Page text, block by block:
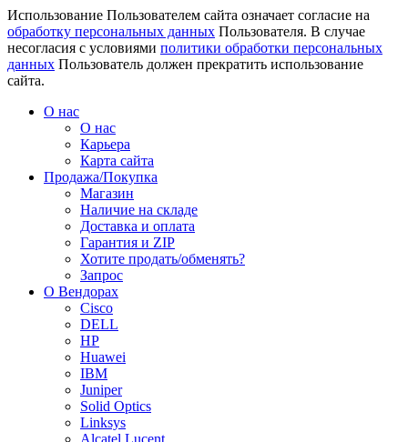
Использование Пользователем сайта означает согласие на
обработку персональных данных Пользователя. В случае
несогласия с условиями политики обработки персональных
данных Пользователь должен прекратить использование
сайта.
О нас
О нас
Карьера
Карта сайта
Продажа/Покупка
Магазин
Наличие на складе
Доставка и оплата
Гарантия и ZIP
Хотите продать/обменять?
Запрос
О Вендорах
Cisco
DELL
HP
Huawei
IBM
Juniper
Solid Optics
Linksys